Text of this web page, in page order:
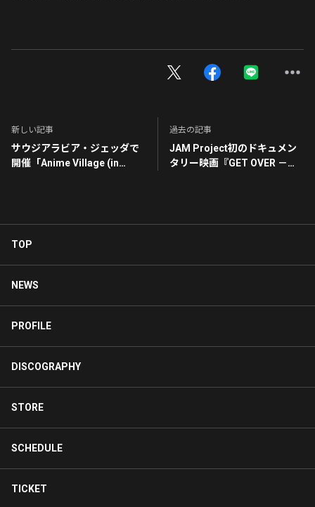
新しい記事
サウジアラビア・ジェッダで
開催「Anime Village (in
過去の記事
JAM Project初のドキュメン
タリー映画『GET OVER －
TOP
NEWS
PROFILE
DISCOGRAPHY
STORE
SCHEDULE
TICKET